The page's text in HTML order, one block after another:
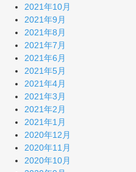
2021年10月
2021年9月
2021年8月
2021年7月
2021年6月
2021年5月
2021年4月
2021年3月
2021年2月
2021年1月
2020年12月
2020年11月
2020年10月